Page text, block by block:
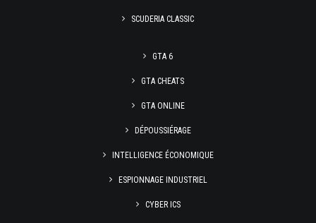
SCUDERIA CLASSIC
GTA 6
GTA CHEATS
GTA ONLINE
DÉPOUSSIÉRAGE
INTELLIGENCE ÉCONOMIQUE
ESPIONNAGE INDUSTRIEL
CYBER ICS